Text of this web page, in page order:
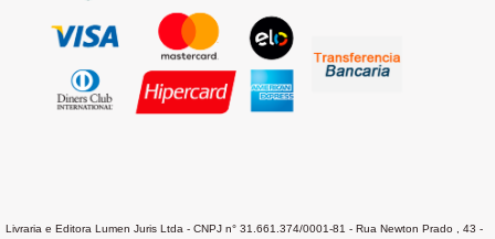
Livraria e Editora Lumen Juris Ltda - CNPJ n° 31.661.374/0001-81 - Rua Newton Prado , 43 -